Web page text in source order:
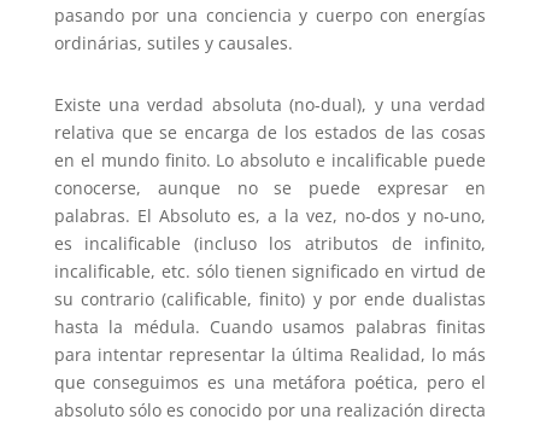
pasando por una conciencia y cuerpo con energías
ordinárias, sutiles y causales.
Existe una verdad absoluta (no-dual), y una verdad
relativa que se encarga de los estados de las cosas
en el mundo finito. Lo absoluto e incalificable puede
conocerse, aunque no se puede expresar en
palabras. El Absoluto es, a la vez, no-dos y no-uno,
es incalificable (incluso los atributos de infinito,
incalificable, etc. sólo tienen significado en virtud de
su contrario (calificable, finito) y por ende dualistas
hasta la médula. Cuando usamos palabras finitas
para intentar representar la última Realidad, lo más
que conseguimos es una metáfora poética, pero el
absoluto sólo es conocido por una realización directa